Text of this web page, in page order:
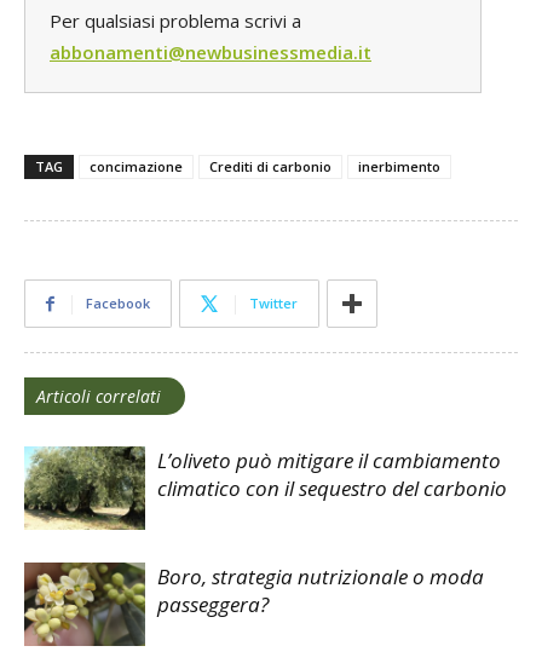
Per qualsiasi problema scrivi a
abbonamenti@newbusinessmedia.it
TAG concimazione Crediti di carbonio inerbimento
Facebook Twitter
Articoli correlati
L’oliveto può mitigare il cambiamento
climatico con il sequestro del carbonio
Boro, strategia nutrizionale o moda
passeggera?